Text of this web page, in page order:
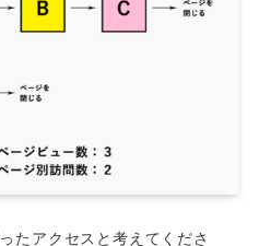
たアクセスと考えてくださ